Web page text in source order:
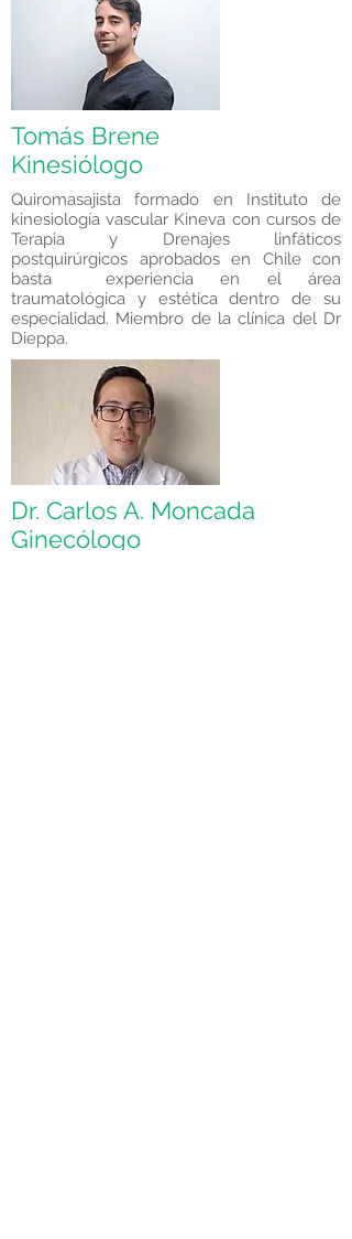
Tomás Brene
Kinesiólogo
Quiromasajista formado en Instituto de
kinesiología vascular Kineva con cursos de
Terapia y Drenajes linfáticos
postquirúrgicos aprobados en Chile con
basta experiencia en el área
traumatológica y estética dentro de su
especialidad. Miembro de la clínica del Dr
Dieppa.
Dr. Carlos A. Moncada
Ginecólogo